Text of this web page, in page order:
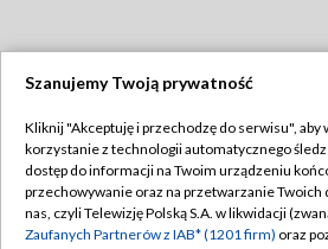
TVP
Abonament TVP
Emisja w TVP
Regulamin
Polityka
Szanujemy Twoją prywatność
Kliknij "Akceptuję i przechodzę do serwisu", aby
korzystanie z technologii automatycznego
dostęp do informacji na Twoim urządzeniu
przechowywanie oraz na przetwarzanie Twoich
nas, czyli Telewizję Polską S.A. w likwidacji
Zaufanych Partnerów z IAB* (1201 firm) oraz